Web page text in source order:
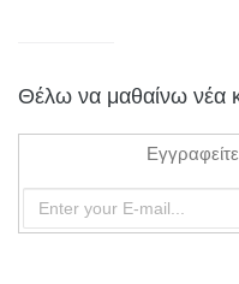
Θέλω να μαθαίνω νέα